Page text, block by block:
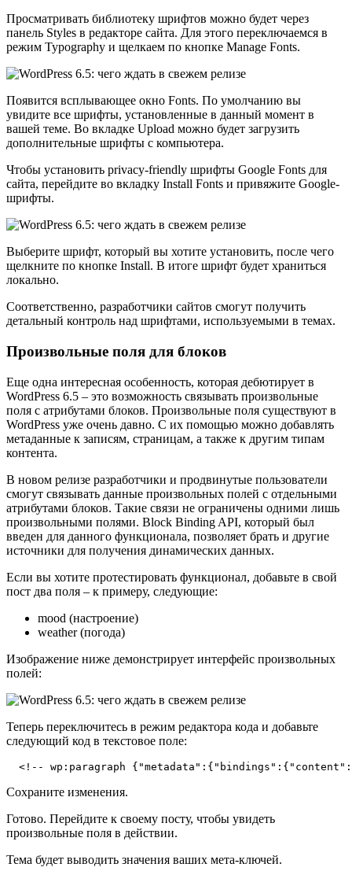
Просматривать библиотеку шрифтов можно будет через
панель Styles в редакторе сайта. Для этого переключаемся в
режим Typography и щелкаем по кнопке Manage Fonts.
Появится всплывающее окно Fonts. По умолчанию вы
увидите все шрифты, установленные в данный момент в
вашей теме. Во вкладке Upload можно будет загрузить
дополнительные шрифты с компьютера.
Чтобы установить privacy-friendly шрифты Google Fonts для
сайта, перейдите во вкладку Install Fonts и привяжите Google-
шрифты.
Выберите шрифт, который вы хотите установить, после чего
щелкните по кнопке Install. В итоге шрифт будет храниться
локально.
Соответственно, разработчики сайтов смогут получить
детальный контроль над шрифтами, используемыми в темах.
Произвольные поля для блоков
Еще одна интересная особенность, которая дебютирует в
WordPress 6.5 – это возможность связывать произвольные
поля с атрибутами блоков. Произвольные поля существуют в
WordPress уже очень давно. С их помощью можно добавлять
метаданные к записям, страницам, а также к другим типам
контента.
В новом релизе разработчики и продвинутые пользователи
смогут связывать данные произвольных полей с отдельными
атрибутами блоков. Такие связи не ограничены одними лишь
произвольными полями. Block Binding API, который был
введен для данного функционала, позволяет брать и другие
источники для получения динамических данных.
Если вы хотите протестировать функционал, добавьте в свой
пост два поля – к примеру, следующие:
mood (настроение)
weather (погода)
Изображение ниже демонстрирует интерфейс произвольных
полей:
Теперь переключитесь в режим редактора кода и добавьте
следующий код в текстовое поле:
<!-- wp:paragraph
Сохраните изменения.
Готово. Перейдите к своему посту, чтобы увидеть
произвольные поля в действии.
Тема будет выводить значения ваших мета-ключей.